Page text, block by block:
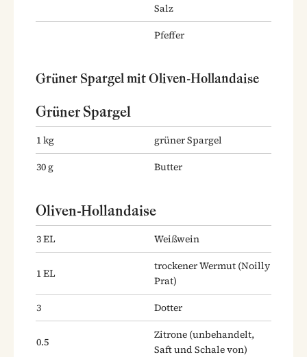
Salz
Pfeffer
Grüner Spargel mit Oliven-Hollandaise
Grüner Spargel
1kg
grüner Spargel
30g Butter
Oliven-Hollandaise
3EL Weißwein
1EL
trockener Wermut (Noilly
Prat)
3
Dotter
0.5
Zitrone (unbehandelt,
Saft und Schale von)